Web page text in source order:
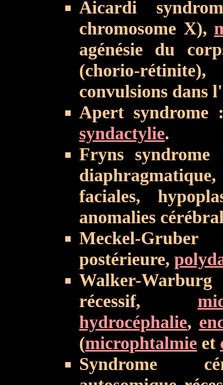
Aicardi
chromosome X),
agénésie du
(chorio-
convulsions dans
Apert
syndactylie.
Fryns syndrome
faciales,
anomalies
Meckel-
postérieure,
Walker-
récessif,
hydrocéphalie,
(microphtalmie et
Syndrome